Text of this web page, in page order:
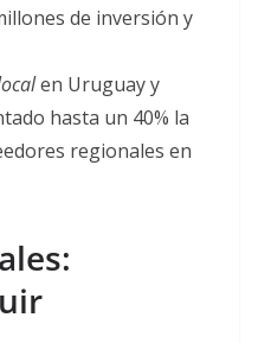
de inversión y
en Uruguay y
hasta un 40% la
regionales en